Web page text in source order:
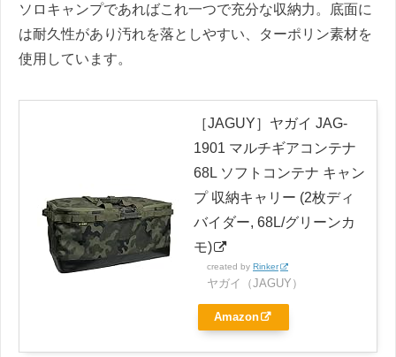
ソロキャンプであればこれ一つで充分な収納力。底面に
は耐久性があり汚れを落としやすい、ターポリン素材を
使用しています。
［JAGUY］ヤガイ JAG-
1901 マルチギアコンテナ
68L ソフトコンテナ キャン
プ 収納キャリー (2枚ディ
バイダー, 68L/グリーンカ
モ)
created by Rinker
ヤガイ（JAGUY）
Amazon